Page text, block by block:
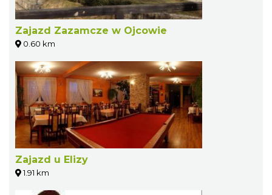
Zajazd Zazamcze w Ojcowie
0.60 km
Zajazd u Elizy
1.91 km